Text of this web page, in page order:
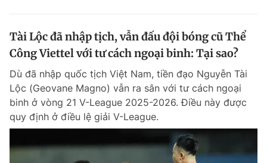
Hotline
0906 645 777
Liên hệ quảng cáo
0908 780 404
Đặt báo Quảng cáo RSS Tòa soạn Chính sách bảo
Tổng biên tập: Nguyễn Ngọc Toàn
Phó tổng biên tập thường trực: Hải Thành
Phó tổng biên tập: Lâm Hiếu Dũng
Tổng thư ký tòa soạn: Đức Trung
Tài Lộc đã nhập tịch, vẫn đấu đội bóng cũ Thể
Công Viettel với tư cách ngoại binh: Tại sao?
Dù đã nhập quốc tịch Việt Nam, tiền đạo Nguyễn Tài
Lộc (Geovane Magno) vẫn ra sân với tư cách ngoại
binh ở vòng 21 V-League 2025-2026. Điều này được
quy định ở điều lệ giải V-League.